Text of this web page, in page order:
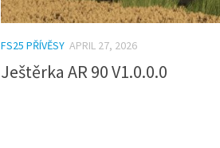
FS25 PŘÍVĚSY APRIL 27, 2026
Ještěrka AR 90 V1.0.0.0